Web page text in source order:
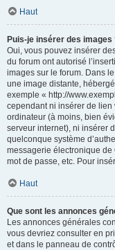
Haut
Puis-je insérer des images
Oui, vous pouvez insérer
du forum ont autorisé
images sur le forum. Dans
une image distante,
exemple « http://
cependant ni insérer de lien
ordinateur (à moins, bien
serveur internet), ni insérer
quelconque système
messagerie électronique de
mot de passe, etc. Pour
Haut
Que sont les annonces
Les annonces générales
vous devriez consulter en
et dans le panneau de